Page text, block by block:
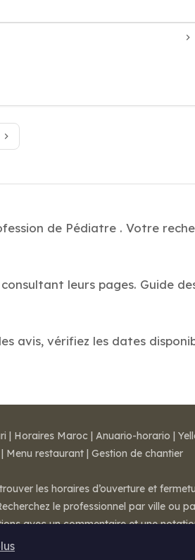
de Pédiatre . Votre
leurs pages. Guide
avis, vérifiez les dates
| Horaires Maroc | Anuario-horario |
| Menu restaurant | Gestion de chantier
les horaires d’ouverture et
le professionnel par ville ou
avec un commentaire et une